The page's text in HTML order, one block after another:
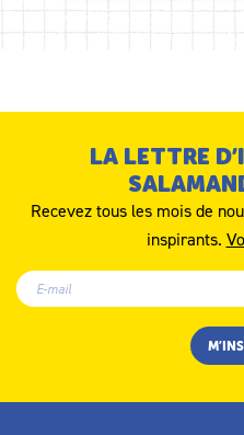
LA LETTRE
Recevez tous les mois de
inspirants.